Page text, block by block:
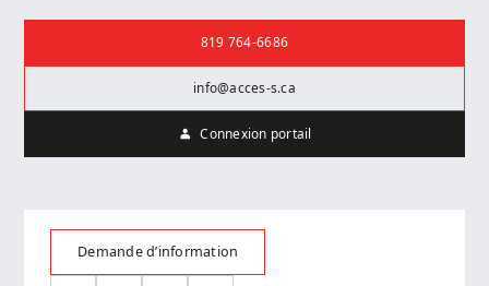
819 764-6686
info@acces-s.ca
Connexion portail
Demande d’information